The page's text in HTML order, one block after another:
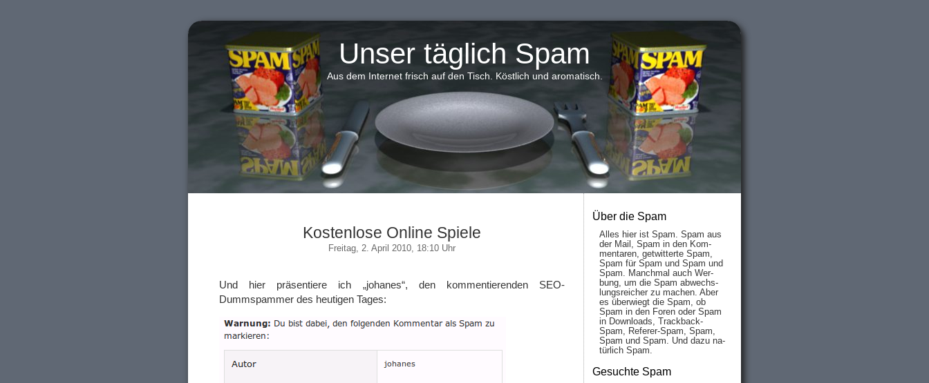
Unser täglich Spam
Aus dem Internet frisch auf den Tisch. Köstlich und aromatisch.
Kostenlose Online Spiele
Freitag, 2. April 2010, 18:10 Uhr
Und hier präsentiere ich „johanes“, den kommentierenden SEO-
Dummspammer des heutigen Tages:
Über die Spam
Alles hier ist Spam. Spam aus
der Mail, Spam in den Kom­
men­taren, ge­twit­ter­te Spam,
Spam für Spam und Spam und
Spam. Manch­mal auch Wer­
bung, um die Spam ab­wechs­
lungs­reich­er zu mach­en. Aber
es über­wiegt die Spam, ob
Spam in den Fo­ren oder Spam
in Down­loads, Track­back-
Spam, Re­fe­rer-Spam, Spam,
Spam und Spam. Und da­zu na­
tür­lich Spam.
Gesuchte Spam